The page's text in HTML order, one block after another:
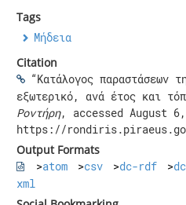
Tags
Μήδεια
Citation
“Κατάλογος παραστάσεων
εξωτερικό, ανά έτος και
Ροντήρη, accessed August
https://
Output Formats
atom
csv dc-rdf
xml